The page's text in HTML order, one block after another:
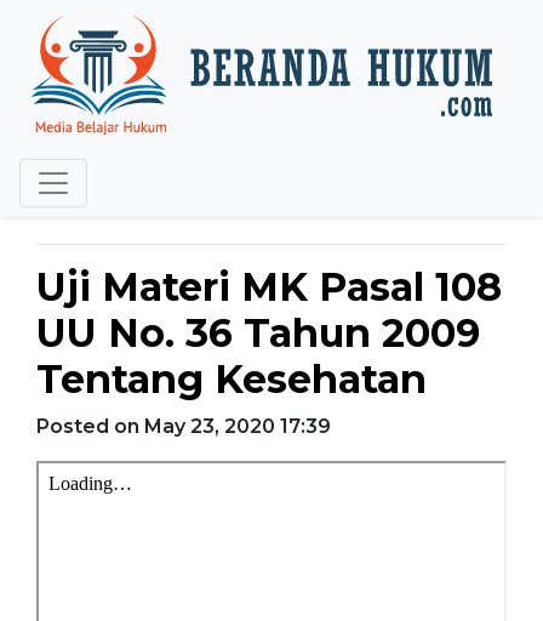
Uji Materi MK Pasal 108
UU No. 36 Tahun 2009
Tentang Kesehatan
Posted on May 23, 2020 17:39